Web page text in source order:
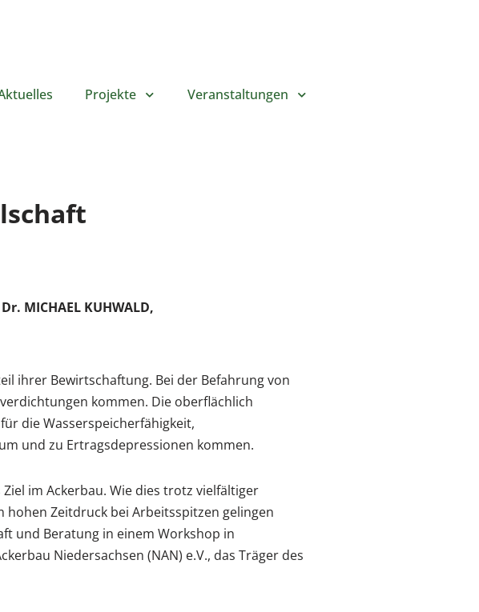
Projekte Veranstaltungen
MICHAEL KUHWALD,
ihrer Bewirtschaftung. Bei der Befahrung von
kommen. Die oberflächlich
die Wasserspeicherfähigkeit,
und zu Ertragsdepressionen kommen.
im Ackerbau. Wie dies trotz vielfältiger
Zeitdruck bei Arbeitsspitzen gelingen
und Beratung in einem Workshop in
Niedersachsen (NAN) e.V., das Träger des